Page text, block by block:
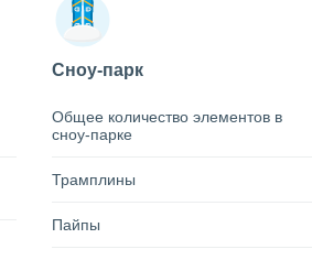
Сноу-парк
Общее количество элементов в
сноу-парке
Трамплины
Пайпы